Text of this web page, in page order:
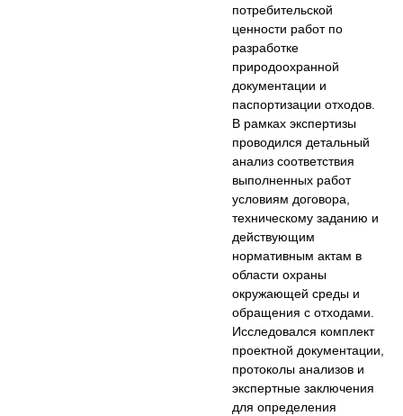
потребительской
ценности работ по
разработке
природоохранной
документации и
паспортизации отходов.
В рамках экспертизы
проводился детальный
анализ соответствия
выполненных работ
условиям договора,
техническому заданию и
действующим
нормативным актам в
области охраны
окружающей среды и
обращения с отходами.
Исследовался комплект
проектной документации,
протоколы анализов и
экспертные заключения
для определения